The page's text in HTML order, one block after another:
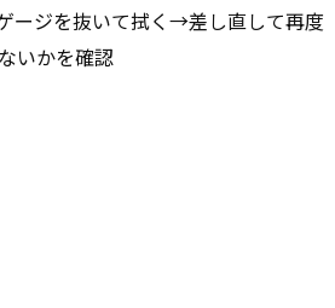
ージを抜いて拭く→差し直して再度
いかを確認